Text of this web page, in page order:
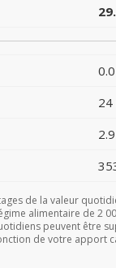
24
de la valeur
alimentaire de 2
peuvent être
de votre apport